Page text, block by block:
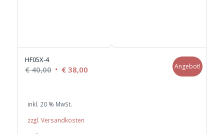
HF05X-4
€40,00 Ursprünglicher
€ 40,00
€38,00Aktueller
Angebot!
inkl. 20 % MwSt.
zzgl. Versandkosten